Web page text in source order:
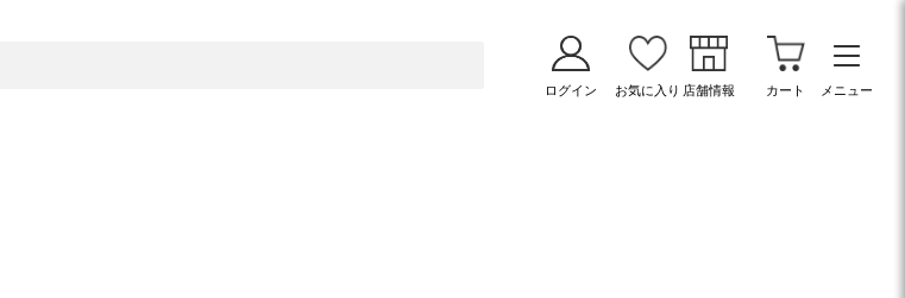
ログイン お気に入り 店舗情報 カート メニュー